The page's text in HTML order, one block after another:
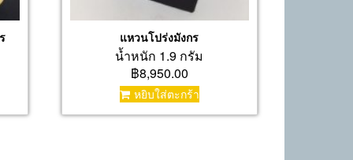
แหวนโปร่งมังกร
น้ำหนัก 1.9 กรัม
฿8,950.00
หยิบใส่ตะกร้า